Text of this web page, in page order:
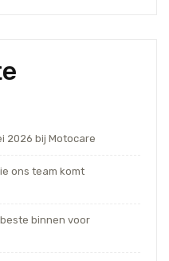
2026 bij Motocare
ons team komt
binnen voor